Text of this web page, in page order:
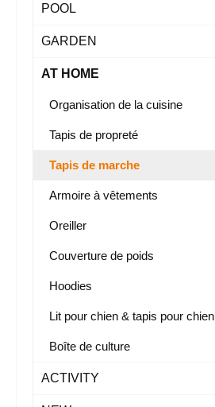
POOL
GARDEN
AT HOME
Organisation de la cuisine
Tapis de propreté
Tapis de marche
Armoire à vêtements
Oreiller
Couverture de poids
Hoodies
Lit pour chien & tapis pour chien
Boîte de culture
ACTIVITY